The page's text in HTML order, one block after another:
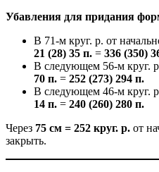
Убавления для придания
В 71-м круг. р. от
21 (28) 35 п. = 336 (350)
В следующем 56-м круг.
70 п. = 252 (273) 294 п.
В следующем 46-м круг.
14 п. = 240 (260) 280 п.
Через 75 см = 252 круг. р. от
закрыть.